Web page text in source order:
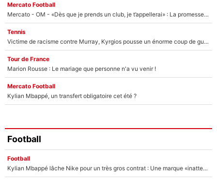
Mercato Football
Mercato - OM - «Dès que je prends un club, je t’appellerai» : La promesse de Marcelino au moment de claquer la porte
Tennis
Victime de racisme contre Murray, Kyrgios pousse un énorme coup de gueule !
Tour de France
Marion Rousse : Le mariage que personne n'a vu venir !
Mercato Football
Kylian Mbappé, un transfert obligatoire cet été ?
Football
Football
Kylian Mbappé lâche Nike pour un très gros contrat : Une marque «inattendue» va frapper très fort